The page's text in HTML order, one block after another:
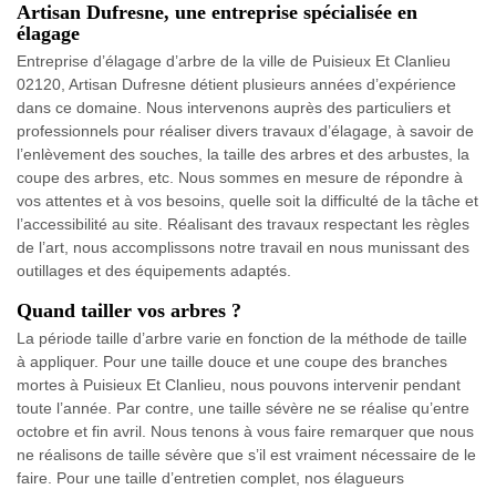
Artisan Dufresne, une entreprise spécialisée en
élagage
Entreprise d’élagage d’arbre de la ville de Puisieux Et Clanlieu
02120, Artisan Dufresne détient plusieurs années d’expérience
dans ce domaine. Nous intervenons auprès des particuliers et
professionnels pour réaliser divers travaux d’élagage, à savoir de
l’enlèvement des souches, la taille des arbres et des arbustes, la
coupe des arbres, etc. Nous sommes en mesure de répondre à
vos attentes et à vos besoins, quelle soit la difficulté de la tâche et
l’accessibilité au site. Réalisant des travaux respectant les règles
de l’art, nous accomplissons notre travail en nous munissant des
outillages et des équipements adaptés.
Quand tailler vos arbres ?
La période taille d’arbre varie en fonction de la méthode de taille
à appliquer. Pour une taille douce et une coupe des branches
mortes à Puisieux Et Clanlieu, nous pouvons intervenir pendant
toute l’année. Par contre, une taille sévère ne se réalise qu’entre
octobre et fin avril. Nous tenons à vous faire remarquer que nous
ne réalisons de taille sévère que s’il est vraiment nécessaire de le
faire. Pour une taille d’entretien complet, nos élagueurs